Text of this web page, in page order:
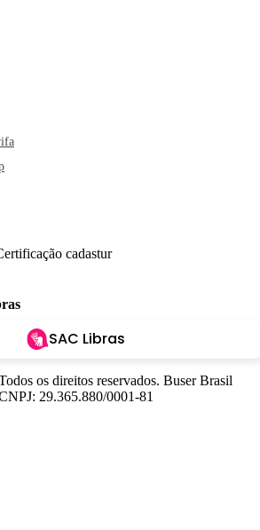
SAC Libras
os direitos reservados. Buser Brasil
29.365.880/0001-81